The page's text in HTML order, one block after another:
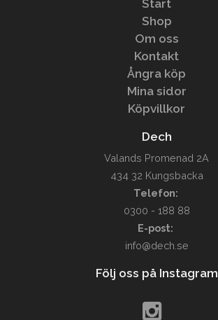
Start
Shop
Om oss
Kontakt
Ångra köp
Mina sidor
Köpvillkor
Dech
Valands Promenad 2A
434 32 Kungsbacka
Telefon:
0300 - 188 88
E-post:
info@dech.se
Följ oss på Instagram